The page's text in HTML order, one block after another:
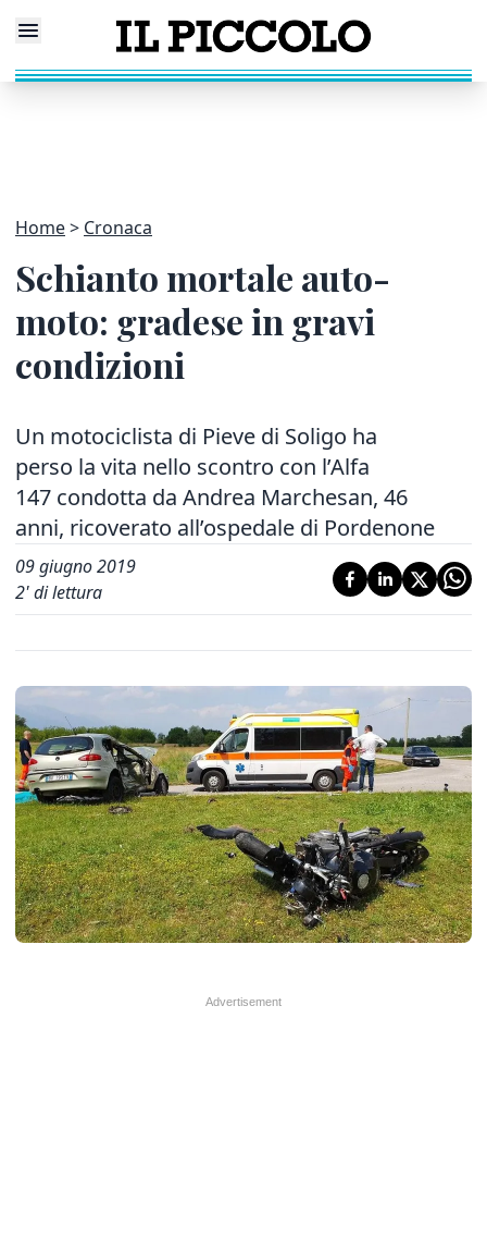
Home Cronaca
Schianto mortale auto-
moto: gradese in gravi
condizioni
Un motociclista di Pieve di Soligo ha
perso la vita nello scontro con l’Alfa
147 condotta da Andrea Marchesan, 46
anni, ricoverato all’ospedale di Pordenone
09 giugno 2019
2' di lettura